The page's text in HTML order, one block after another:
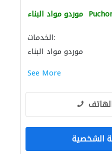
موردو مواد البناء
الخدمات:
موردو مواد البناء
See More
الشخصية